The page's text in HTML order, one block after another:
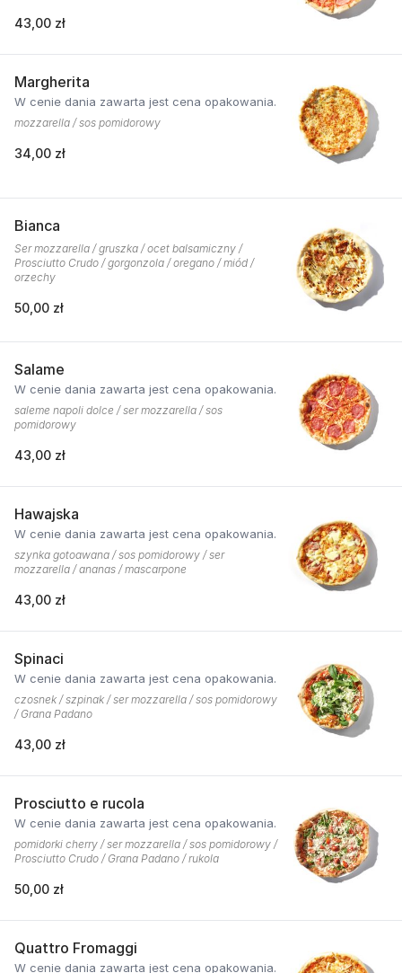
43,00 zł
Margherita
W cenie dania zawarta jest cena opakowania.
mozzarella / sos pomidorowy
34,00 zł
Bianca
Ser mozzarella / gruszka / ocet balsamiczny /
Prosciutto Crudo / gorgonzola / oregano / miód /
orzechy
50,00 zł
Salame
W cenie dania zawarta jest cena opakowania.
saleme napoli dolce / ser mozzarella / sos
pomidorowy
43,00 zł
Hawajska
W cenie dania zawarta jest cena opakowania.
szynka gotoawana / sos pomidorowy / ser
mozzarella / ananas / mascarpone
43,00 zł
Spinaci
W cenie dania zawarta jest cena opakowania.
czosnek / szpinak / ser mozzarella / sos pomidorowy
/ Grana Padano
43,00 zł
Prosciutto e rucola
W cenie dania zawarta jest cena opakowania.
pomidorki cherry / ser mozzarella / sos pomidorowy /
Prosciutto Crudo / Grana Padano / rukola
50,00 zł
Quattro Fromaggi
W cenie dania zawarta jest cena opakowania.